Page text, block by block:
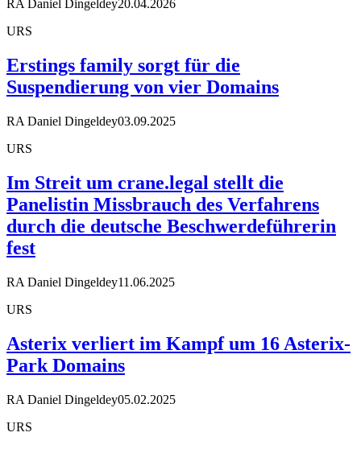
RA Daniel Dingeldey20.04.2026
URS
Erstings family sorgt für die
Suspendierung von vier Domains
RA Daniel Dingeldey03.09.2025
URS
Im Streit um crane.legal stellt die
Panelistin Missbrauch des Verfahrens
durch die deutsche Beschwerdeführerin
fest
RA Daniel Dingeldey11.06.2025
URS
Asterix verliert im Kampf um 16 Asterix-
Park Domains
RA Daniel Dingeldey05.02.2025
URS